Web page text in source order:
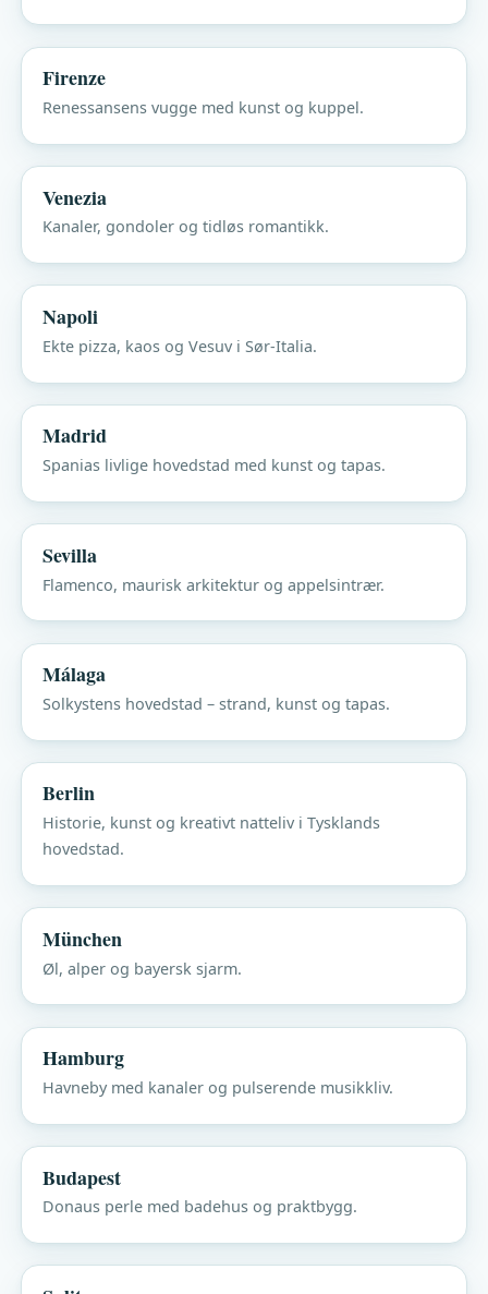
Firenze
Renessansens vugge med kunst og kuppel.
Venezia
Kanaler, gondoler og tidløs romantikk.
Napoli
Ekte pizza, kaos og Vesuv i Sør-Italia.
Madrid
Spanias livlige hovedstad med kunst og tapas.
Sevilla
Flamenco, maurisk arkitektur og appelsintrær.
Málaga
Solkystens hovedstad – strand, kunst og tapas.
Berlin
Historie, kunst og kreativt natteliv i Tysklands
hovedstad.
München
Øl, alper og bayersk sjarm.
Hamburg
Havneby med kanaler og pulserende musikkliv.
Budapest
Donaus perle med badehus og praktbygg.